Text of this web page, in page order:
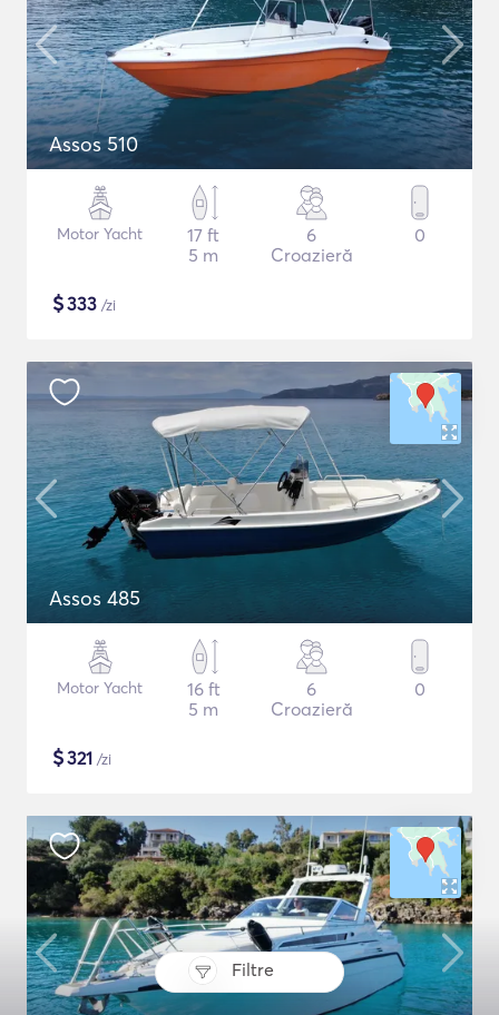
Filtre
Assos 510
Motor Yacht
17 ft
5 m
6
Croazieră
0
$333 /zi
Assos 485
Motor Yacht
16 ft
5 m
6
Croazieră
0
$321 /zi